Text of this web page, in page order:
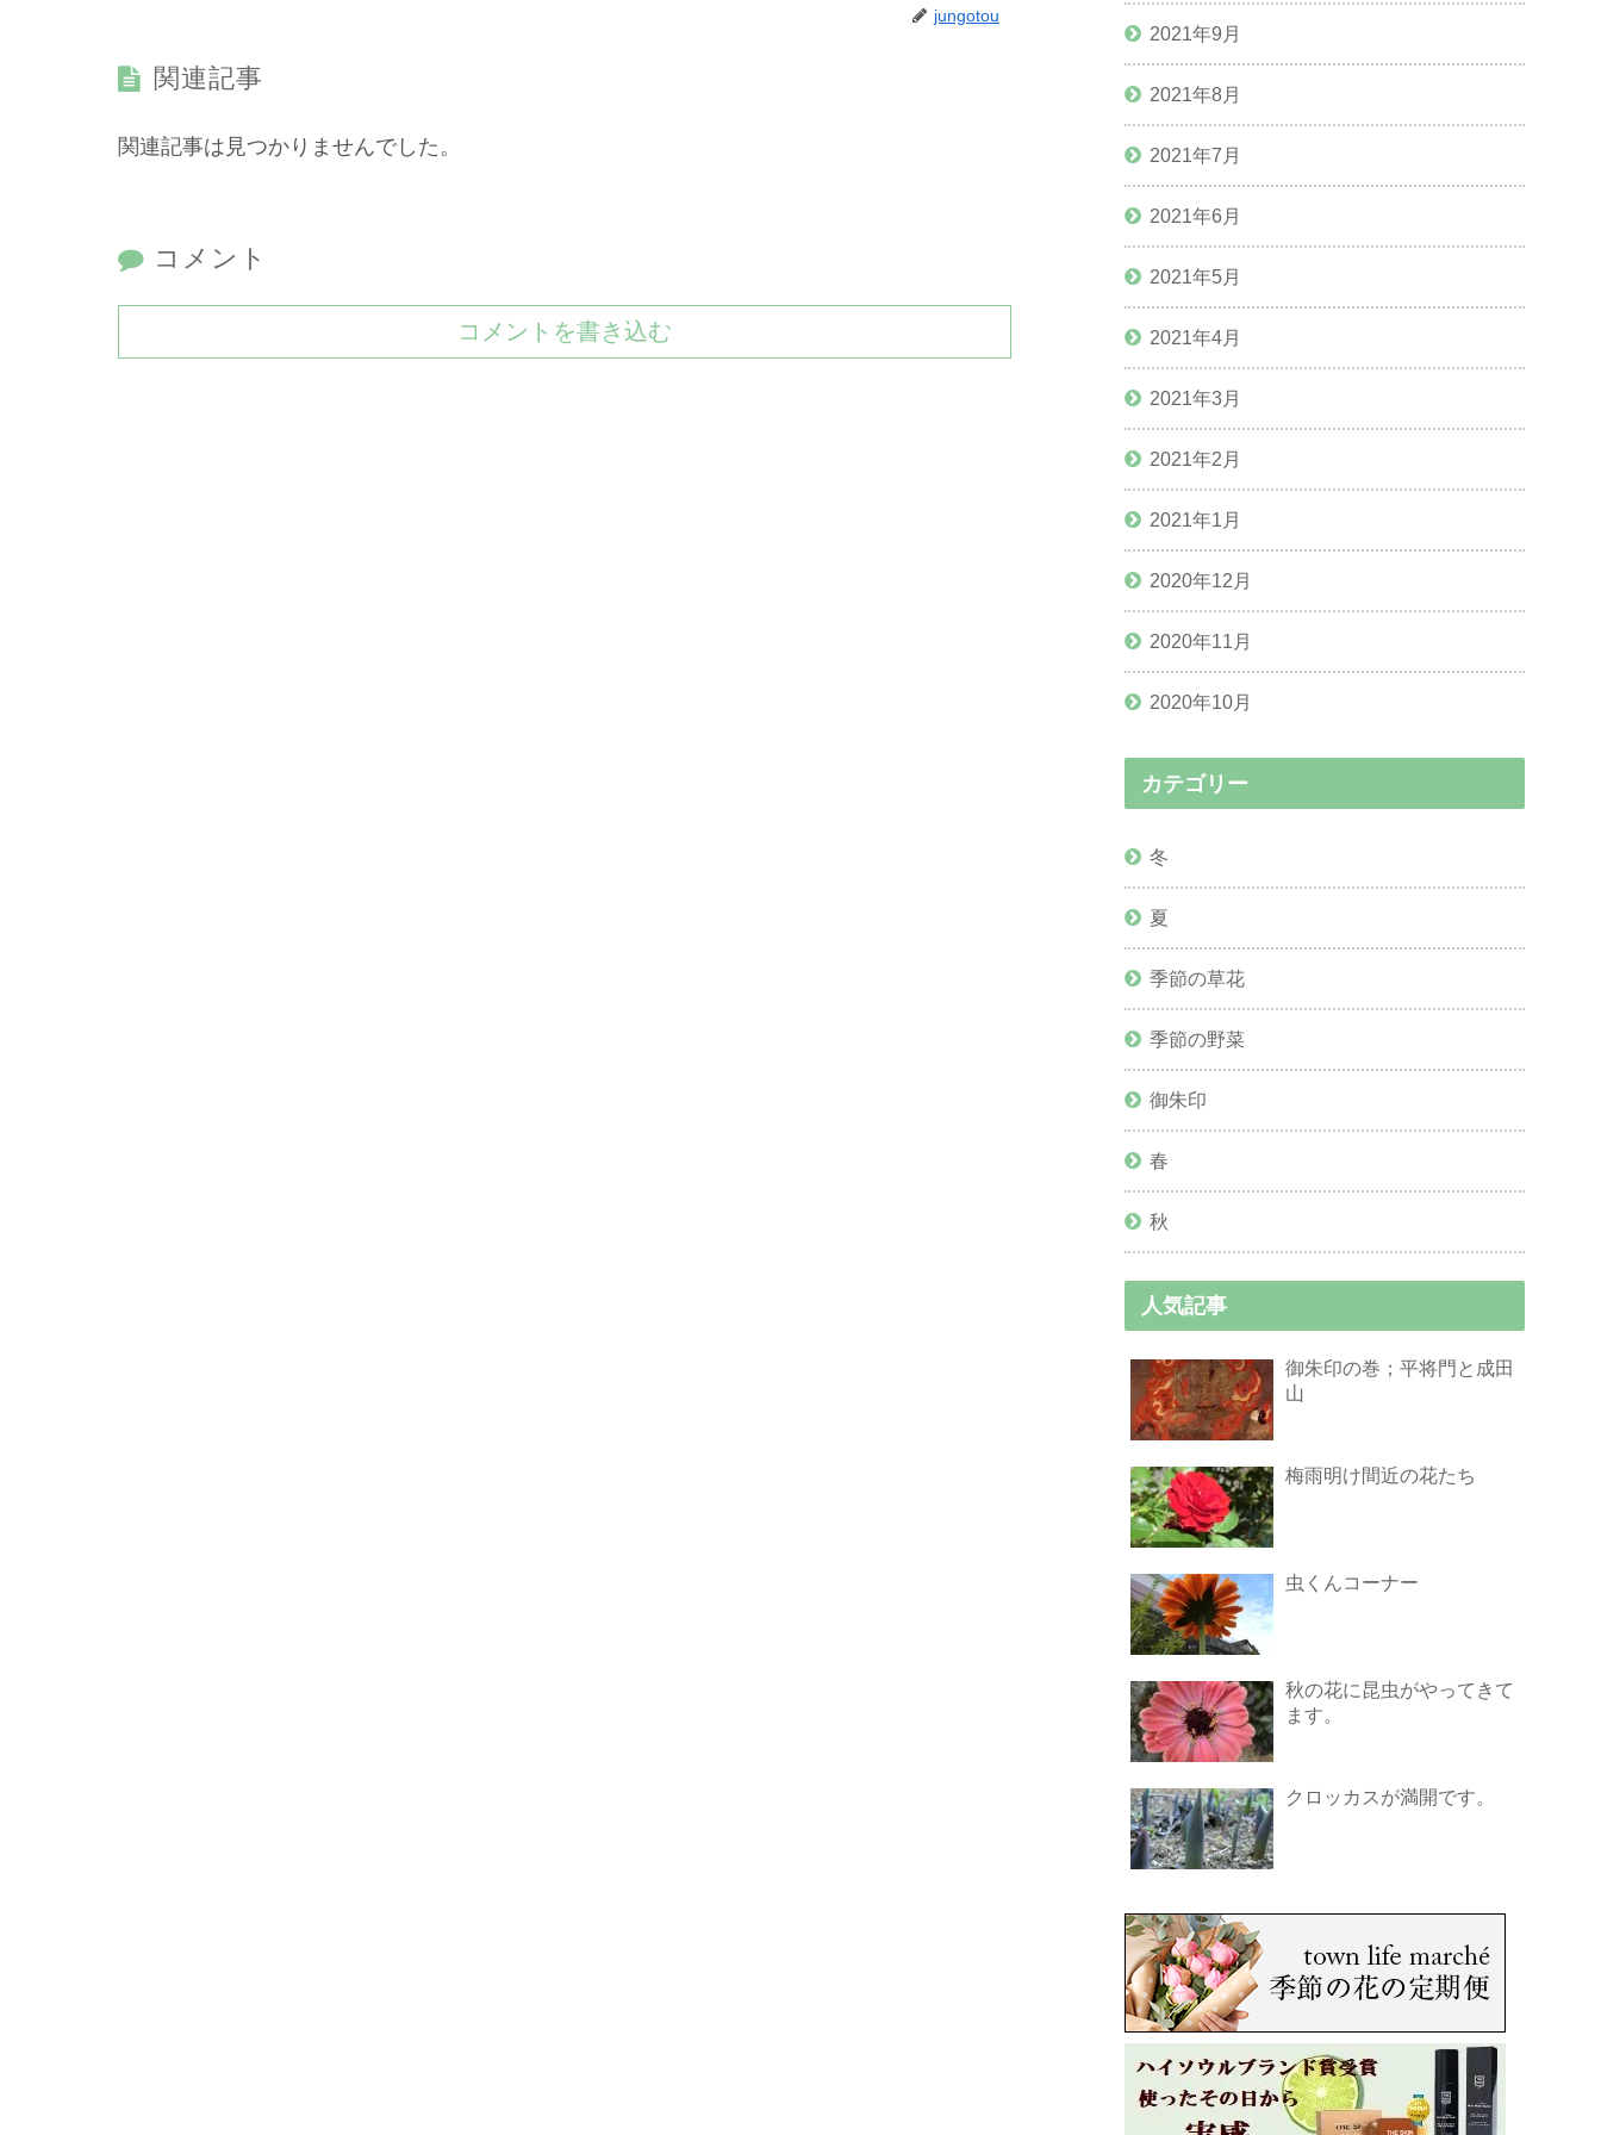
jungotou
関連記事
関連記事は見つかりませんでした。
コメント
コメントを書き込む
2021年9月
2021年8月
2021年7月
2021年6月
2021年5月
2021年4月
2021年3月
2021年2月
2021年1月
2020年12月
2020年11月
2020年10月
カテゴリー
冬
夏
季節の草花
季節の野菜
御朱印
春
秋
人気記事
御朱印の巻；平将門と成田
山
梅雨明け間近の花たち
虫くんコーナー
秋の花に昆虫がやってきて
ます。
クロッカスが満開です。